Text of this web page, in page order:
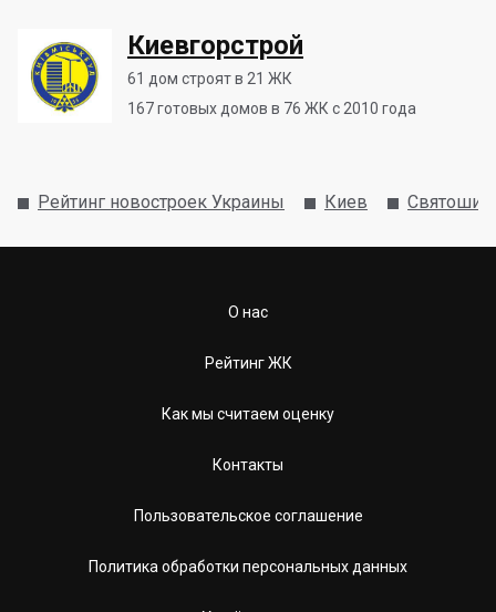
Киевгорстрой
61 дом строят в 21 ЖК
167готовых домов в 76 ЖК с 2010 года
Рейтинг новостроек Украины Киев
О нас
Рейтинг ЖК
Как мы считаем оценку
Контакты
Пользовательское соглашение
Политика обработки персональных данных